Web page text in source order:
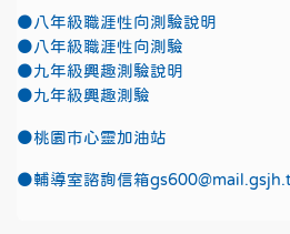
●八年級職涯性向測驗說明
●八年級職涯性向測驗
●九年級興趣測驗說明
●九年級興趣測驗
●桃園市心靈加油站
●輔導室諮詢信箱